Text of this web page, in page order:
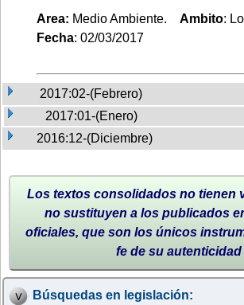
Area: Medio Ambiente. Ambito:
Fecha: 02/03/2017
2017:02-(Febrero)
2017:01-(Enero)
2016:12-(Diciembre)
Los textos consolidados no tienen
no sustituyen a los publicados
oficiales, que son los únicos
fe de su autenticidad
Búsquedas en legislación: